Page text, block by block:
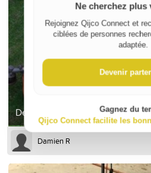
Débroussailleuse thermique Stihl
Damien R
Ne cherchez plus
Rejoignez Qijco Connect et
ciblées de personnes
adaptée.
Devenir
Gagnez du
Qijco Connect facilite les